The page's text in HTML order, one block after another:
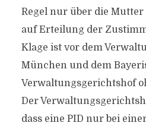
Regel nur über die Mutter
auf Erteilung der
Klage ist vor dem
München und dem
Verwaltungsgerichtshof
Der
dass eine PID nur bei